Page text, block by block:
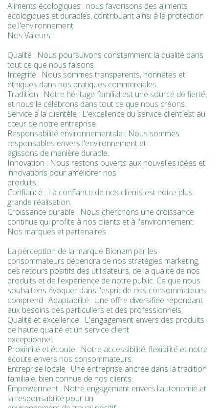
Aliments écologiques : nous favorisons des aliments
écologiques et durables, contribuant ainsi à la protection
de l'environnement.
Nos Valeurs :
Qualité : Nous poursuivons constamment la qualité dans
tout ce que nous faisons.
Intégrité : Nous sommes transparents, honnêtes et
éthiques dans nos pratiques commerciales.
Tradition : Notre héritage familial est une source de fierté,
et nous le célébrons dans tout ce que nous créons.
Service à la clientèle : L'excellence du service client est au
cœur de notre entreprise.
Responsabilité environnementale : Nous sommes
responsables envers l'environnement et
agissons de manière durable.
Innovation : Nous restons ouverts aux nouvelles idées et
innovations pour améliorer nos
produits.
Confiance : La confiance de nos clients est notre plus
grande réalisation.
Croissance durable : Nous cherchons une croissance
continue qui profite à nos clients et à l'environnement.
Nos marques et partenaires :
La perception de la marque Bionam par les
consommateurs dépendra de nos stratégies marketing,
des retours positifs des utilisateurs, de la qualité de nos
produits et de l'expérience de notre public. Ce que nous
souhaitons évoquer dans l'esprit de nos consommateurs
comprend : Adaptabilité : Une offre diversifiée répondant
aux besoins des particuliers et des professionnels.
Qualité et excellence : L'engagement envers des produits
de haute qualité et un service client
exceptionnel.
Proximité et écoute : Notre accessibilité, flexibilité et notre
écoute envers nos consommateurs.
Entreprise locale : Une entreprise ancrée dans la tradition
familiale, bien connue de nos clients.
Empowerment : Notre engagement envers l'autonomie et
la responsabilité pour un